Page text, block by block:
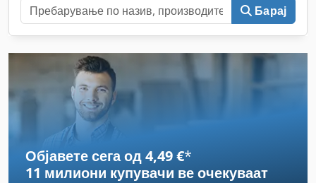
Барај
Објавете сега од 4,49 €*
11 милиони купувачи ве очекуваат